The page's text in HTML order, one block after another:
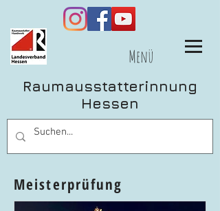
Menü
Raumausstatterinnung
Hessen
Meisterprüfung